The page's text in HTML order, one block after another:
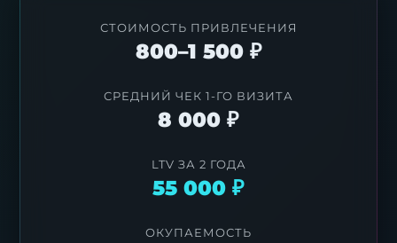
СТОИМОСТЬ ПРИВЛЕЧЕНИЯ
800–1 500 ₽
СРЕДНИЙ ЧЕК 1-ГО ВИЗИТА
8 000 ₽
LTV ЗА 2 ГОДА
55 000 ₽
ОКУПАЕМОСТЬ